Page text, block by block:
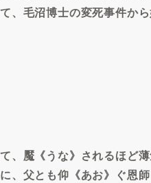
毛沼博士の変死事件から
、魘《うな》されるほど
、父とも仰《あお》ぐ恩